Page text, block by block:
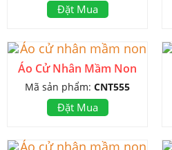
Đặt Mua
Áo Cử Nhân Mầm Non
Mã sản phẩm: CNT555
Đặt Mua